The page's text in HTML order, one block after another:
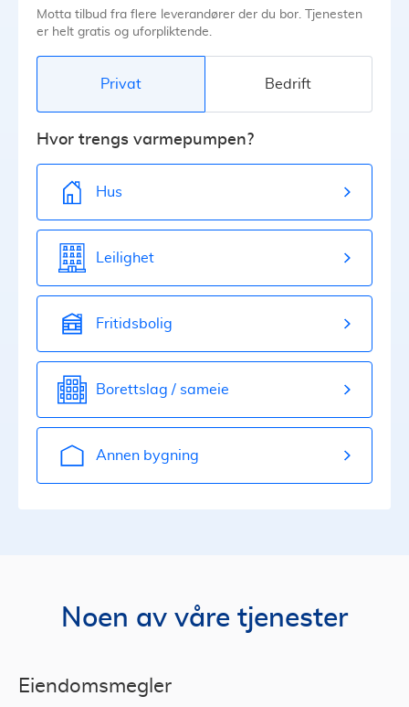
Motta tilbud fra flere leverandører der du bor. Tjenesten
er helt gratis og uforpliktende.
Privat Bedrift
Hvor trengs varmepumpen?
Hus
Leilighet
Fritidsbolig
Borettslag / sameie
Annen bygning
Noen av våre tjenester
Eiendomsmegler